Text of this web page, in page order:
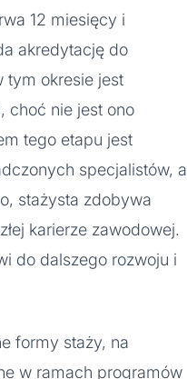
12 miesięcy i
akredytację do
tym okresie jest
choć nie jest ono
tego etapu jest
specjalistów, a
stażysta zdobywa
karierze zawodowej.
do dalszego rozwoju i
formy staży, na
w ramach programów